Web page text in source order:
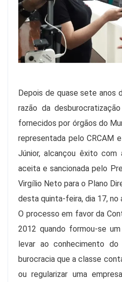
Depois de quase sete anos
razão da
fornecidos por órgãos do
representada pelo CRCAM
Júnior, alcançou êxito com
aceita e sancionada pelo
Virgílio Neto para o Plano
desta quinta-feira, dia 17,
O processo em favor da
2012 quando formou-se
levar ao conhecimento
burocracia que a classe
ou regularizar uma